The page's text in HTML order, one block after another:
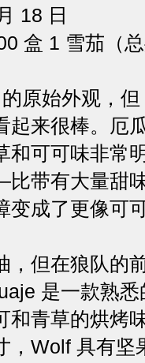
18 日
盒 1 雪茄（
原始外观，
起来很棒。厄
和可可味非常
带有大量甜
变成了更像可
，但在狼队的
是一款熟
和青草的烘烤
，Wolf 具有坚